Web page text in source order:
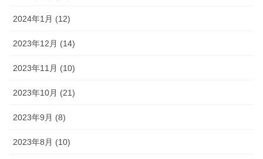
2024年1月 (12)
2023年12月 (14)
2023年11月 (10)
2023年10月 (21)
2023年9月 (8)
2023年8月 (10)